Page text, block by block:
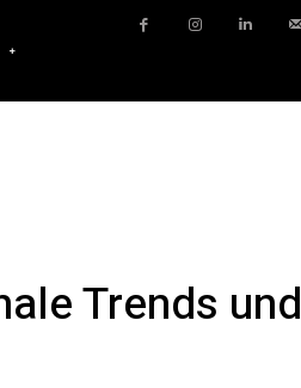
Trends und